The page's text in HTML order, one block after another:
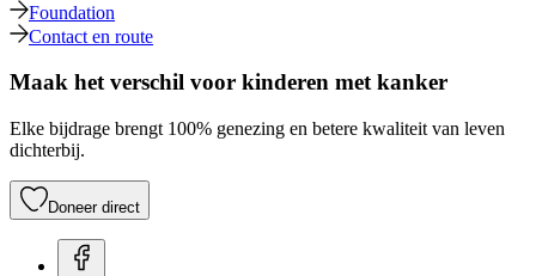
Foundation
Contact en route
Maak het verschil voor kinderen met kanker
Elke bijdrage brengt 100% genezing en betere kwaliteit van leven
dichterbij.
Doneer direct